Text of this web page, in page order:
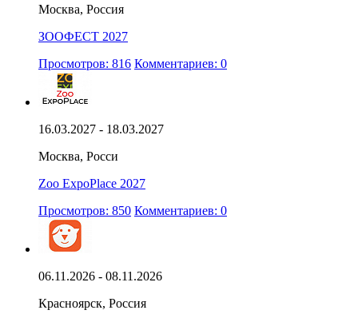
Москва, Россия
ЗООФЕСТ 2027
Просмотров: 816 Комментариев: 0
16.03.2027 - 18.03.2027
Москва, Росси
Zoo ExpoPlace 2027
Просмотров: 850 Комментариев: 0
06.11.2026 - 08.11.2026
Красноярск, Россия